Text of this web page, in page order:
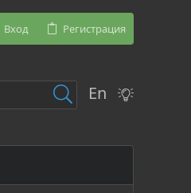
Вход Регистрация
En